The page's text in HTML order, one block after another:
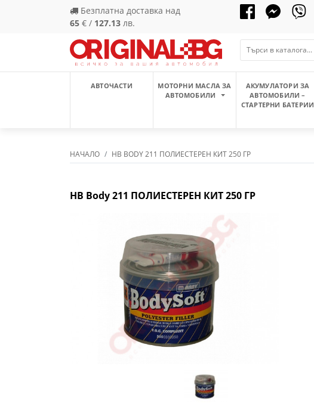
Безплатна доставка над
65 € / 127.13 лв.
АВТОЧАСТИ
МОТОРНИ МАСЛА ЗА
АВТОМОБИЛИ
АКУМУЛАТОРИ ЗА
АВТОМОБИЛИ –
СТАРТЕРНИ БАТЕРИИ
НАЧАЛО HB BODY 211 ПОЛИЕСТЕРЕН КИТ 250 ГР
HB Body 211 ПОЛИЕСТЕРЕН КИТ 250 ГР